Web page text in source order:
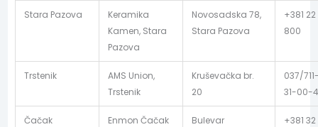
Stara Pazova
Keramika
Kamen, Stara
Pazova
Novosadska 78,
Stara Pazova
+381 22
800
Trstenik
AMS Union,
Trstenik
Kruševačka br.
20
037/
31-00-
Čačak Enmon Čačak
Bulevar
+381